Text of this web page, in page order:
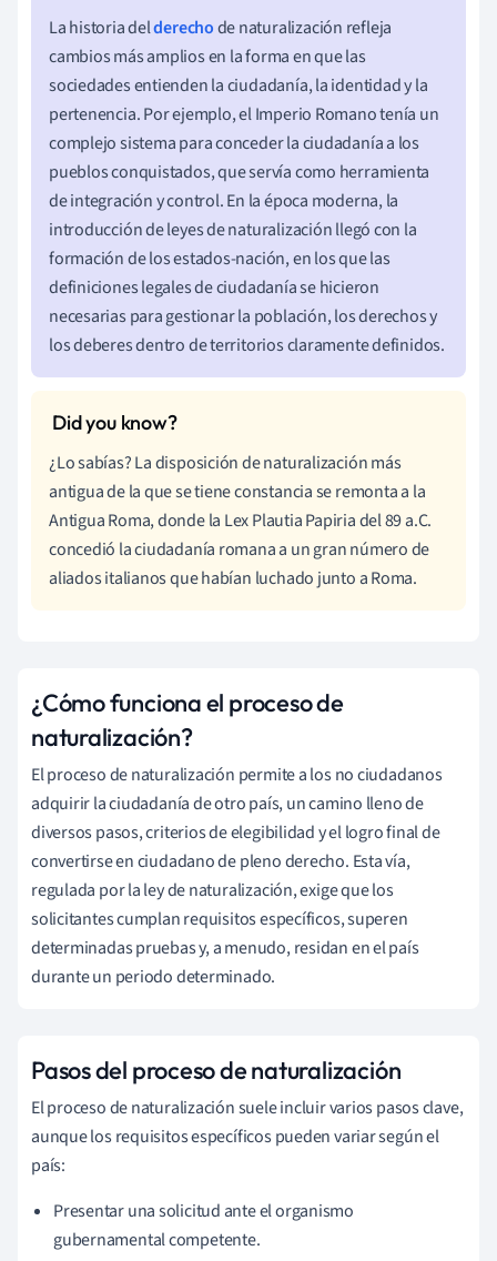
La historia delderechode naturalización refleja
cambios más amplios en la forma en que las
sociedades entienden la ciudadanía, la identidad y la
pertenencia. Por ejemplo, el Imperio Romano tenía un
complejo sistema para conceder la ciudadanía a los
pueblos conquistados, que servía como herramienta
de integración y control. En la época moderna, la
introducción de leyes de naturalización llegó con la
formación de los estados-nación, en los que las
definiciones legales de ciudadanía se hicieron
necesarias para gestionar la población, los derechos y
los deberes dentro de territorios claramente definidos.
¿Lo sabías? La disposición de naturalización más
antigua de la que se tiene constancia se remonta a la
Antigua Roma, donde la Lex Plautia Papiria del 89 a.C.
concedió la ciudadanía romana a un gran número de
aliados italianos que habían luchado junto a Roma.
¿Cómo funciona el proceso de
naturalización?
El proceso de naturalización permite a los no ciudadanos
adquirir la ciudadanía de otro país, un camino lleno de
diversos pasos, criterios de elegibilidad y el logro final de
convertirse en ciudadano de pleno derecho. Esta vía,
regulada por la ley de naturalización, exige que los
solicitantes cumplan requisitos específicos, superen
determinadas pruebas y, a menudo, residan en el país
durante un periodo determinado.
Pasos del proceso de naturalización
El proceso de naturalización suele incluir varios pasos clave,
aunque los requisitos específicos pueden variar según el
país:
Presentar una solicitud ante el organismo
gubernamental competente.